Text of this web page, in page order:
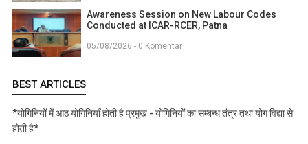
Awareness Session on New Labour Codes
Conducted at ICAR-RCER, Patna
05/08/2026 - 0 Komentar
BEST ARTICLES
*योगिनियों में आठ योगिनियाँ होती है प्रमुख - योगिनियों का सम्बन्ध तंत्र तथा योग विद्या से
होती है*